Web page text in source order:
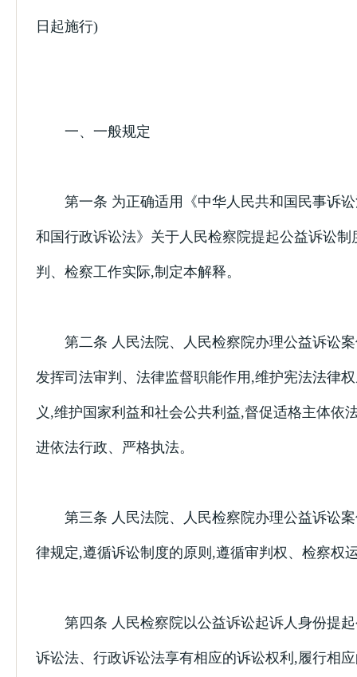
日起施行)
一、一般规定
第一条 为正确适用《中华人民共和国民事诉讼
和国行政诉讼法》关于人民检察院提起公益诉讼制
判、检察工作实际,制定本解释。
第二条 人民法院、人民检察院办理公益诉讼案
发挥司法审判、法律监督职能作用,维护宪法法律
义,维护国家利益和社会公共利益,督促适格主体依
进依法行政、严格执法。
第三条 人民法院、人民检察院办理公益诉讼案
律规定,遵循诉讼制度的原则,遵循审判权、检察权
第四条 人民检察院以公益诉讼起诉人身份提起
诉讼法、行政诉讼法享有相应的诉讼权利,履行相